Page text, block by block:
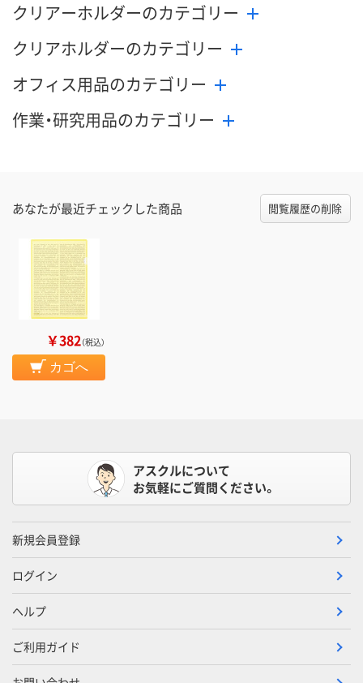
クリアーホルダーのカテゴリー
クリアホルダーのカテゴリー
オフィス用品のカテゴリー
作業・研究用品のカテゴリー
あなたが最近チェックした商品 閲覧履歴の削除
￥382（税込）
カゴへ
アスクルについて
お気軽にご質問ください。
新規会員登録
ログイン
ヘルプ
ご利用ガイド